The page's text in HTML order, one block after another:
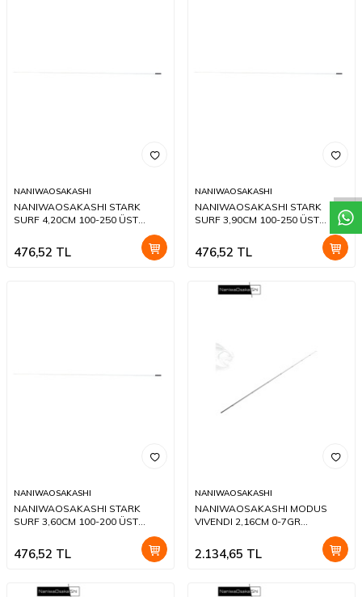
W
h
a
t
a
p
p
D
e
s
t
e
H
a
t
t
NANIWAOSAKASHI
NANIWAOSAKASHI STARK
SURF 4,20CM 100-250 ÜST
476,52 TL
NANIWAOSAKASHI
NANIWAOSAKASHI STARK
SURF 3,90CM 100-250 ÜST
476,52 TL
NANIWAOSAKASHI
NANIWAOSAKASHI STARK
SURF 3,60CM 100-200 ÜST
476,52 TL
NANIWAOSAKASHI
NANIWAOSAKASHI MODUS
VIVENDI 2,16CM 0-7GR
2.134,65 TL